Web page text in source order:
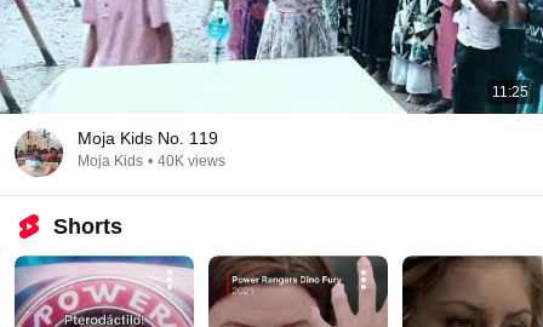
11:25
Moja Kids No. 119
Moja Kids • 40K views
Shorts